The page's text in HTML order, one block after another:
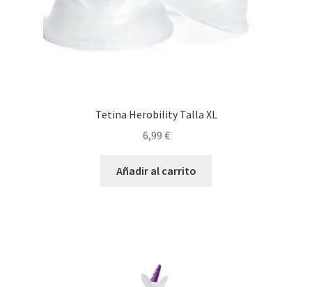
Tetina Herobility Talla XL
6,99 €
Añadir al carrito